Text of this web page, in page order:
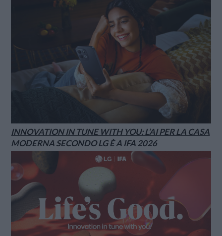
INNOVATION IN TUNE WITH YOU: L’AI PER LA CASA
MODERNA SECONDO LG È A IFA 2026